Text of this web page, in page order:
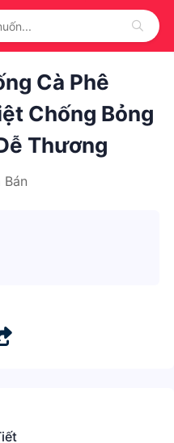
Cà Phê
Chống Bỏng
Thương